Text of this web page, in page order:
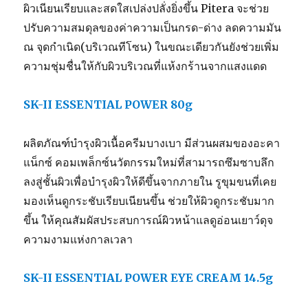
ผิวเนียนเรียบและสดใสเปล่งปลั่งยิ่งขึ้น Pitera จะช่วย
ปรับความสมดุลของค่าความเป็นกรด-ด่าง ลดความมัน
ณ จุดกำเนิด(บริเวณทีโซน) ในขณะเดียวกันยังช่วยเพิ่ม
ความชุ่มชื่นให้กับผิวบริเวณที่แห้งกร้านจากแสงแดด
SK-II ESSENTIAL POWER 80g
ผลิตภัณฑ์บำรุงผิวเนื้อครีมบางเบา มีส่วนผสมของอะคา
แน็กซ์ คอมเพล็กซ์นวัตกรรมใหม่ที่สามารถซึมซาบลึก
ลงสู่ชั้นผิวเพื่อบำรุงผิวให้ดีขึ้นจากภายใน รูขุมขนที่เคย
มองเห็นดูกระชับเรียบเนียนขึ้น ช่วยให้ผิวดูกระชับมาก
ขึ้น ให้คุณสัมผัสประสบการณ์ผิวหน้าแลดูอ่อนเยาว์ดุจ
ความงามแห่งกาลเวลา
SK-II ESSENTIAL POWER EYE CREAM 14.5g